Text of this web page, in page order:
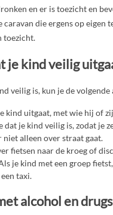
en er is toezicht en
die ergens op eigen
toezicht.
je kind veilig
veilig is, kun je de volgende
kind uitgaat, met wie hij of
je kind veilig is, zodat je
alleen over straat gaat.
fietsen naar de kroeg of
je kind met een groep
taxi.
alcohol en